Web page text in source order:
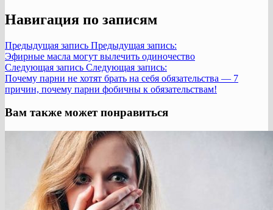
Навигация по записям
Предыдущая запись Предыдущая запись:
Эфирные масла могут вылечить одиночество
Следующая запись Следующая запись:
Почему парни не хотят брать на себя обязательства — 7
причин, почему парни фобичны к обязательствам!
Вам также может понравиться